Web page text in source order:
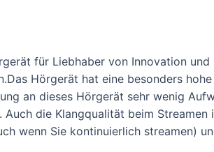
für Liebhaber von Innovation
Hörgerät hat eine besonders
an dieses Hörgerät sehr wenig
die Klangqualität beim
wenn Sie kontinuierlich streamen)